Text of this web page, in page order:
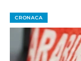
CRONACA